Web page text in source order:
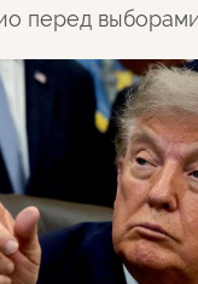
перед